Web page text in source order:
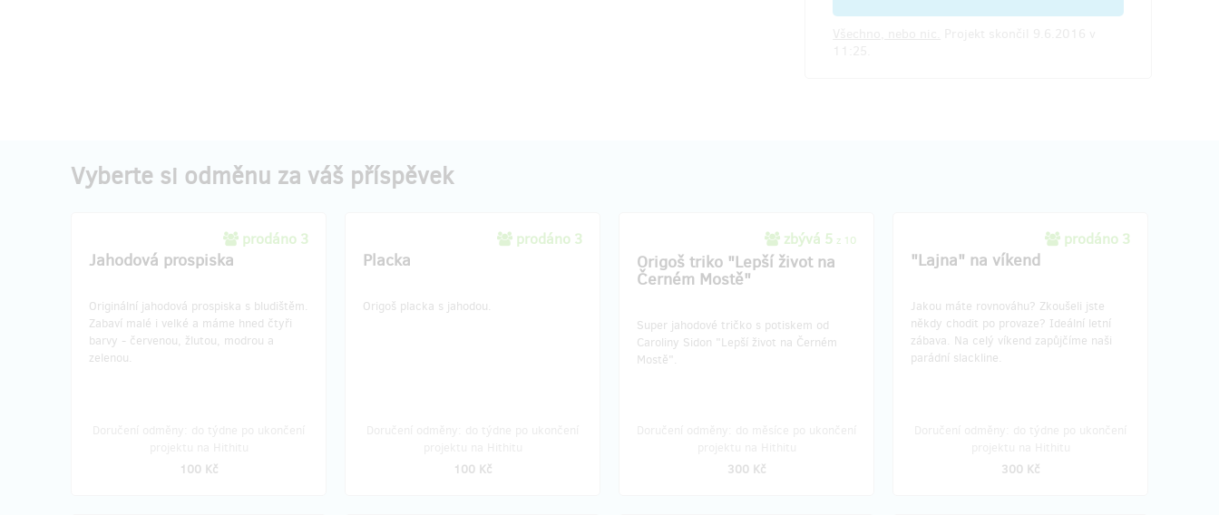
Vyberte si odměnu za váš příspěvek
prodáno 3
Jahodová prospiska
Originální jahodová prospiska s bludištěm.
Zabaví malé i velké a máme hned čtyři
barvy - červenou, žlutou, modrou a
zelenou.
100 Kč
prodáno 3
Placka
Origoš placka s jahodou.
100 Kč
zbývá 5 z 10
Origoš triko "Lepší život na
Černém Mostě"
Super jahodové tričko s potiskem od
Caroliny Sidon "Lepší život na Černém
Mostě".
300 Kč
prodáno 3
"Lajna" na víkend
Jakou máte rovnováhu? Zkoušeli jste
někdy chodit po provaze? Ideální letní
zábava. Na celý víkend zapůjčíme naši
parádní slackline.
300 Kč